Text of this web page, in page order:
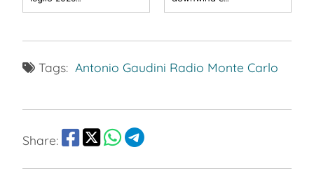
Tags: Antonio Gaudini Radio Monte Carlo
Share: